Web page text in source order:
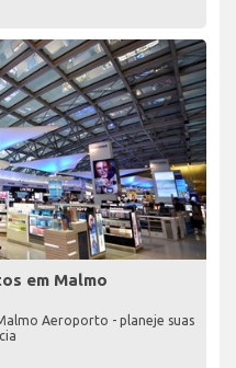
em Malmo
Aeroporto - planeje suas